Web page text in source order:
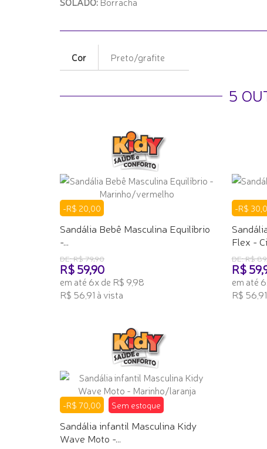
Cor Preto/grafite
5
-R$ 20,00
Sandália Bebê Masculina Equilíbrio
-...
DE: R$ 79,90
R$ 59,90
em até 6x de R$ 9,98
R$ 56,91 à vista
-R$
Flex -
DE: R$
R$
em até
R$
-R$ 70,00 Sem estoque
Sandália infantil Masculina Kidy
Wave Moto -...